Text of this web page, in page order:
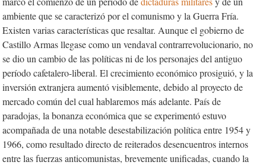
ambiente que se caracterizó por el comunismo y la Guerra Fría.
Existen varias características que resaltar. Aunque el gobierno de
Castillo Armas llegase como un vendaval contrarrevolucionario, no
se dio un cambio de las políticas ni de los personajes del antiguo
período cafetalero-liberal. El crecimiento económico prosiguió, y la
inversión extranjera aumentó visiblemente, debido al proyecto de
mercado común del cual hablaremos más adelante. País de
paradojas, la bonanza económica que se experimentó estuvo
acompañada de una notable desestabilización política entre 1954 y
1966, como resultado directo de reiterados desencuentros internos
entre las fuerzas anticomunistas, brevemente unificadas, cuando la